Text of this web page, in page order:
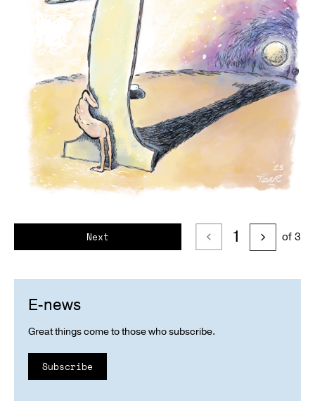
1 of 3
Next
E-news
Great things come to those who subscribe.
Subscribe